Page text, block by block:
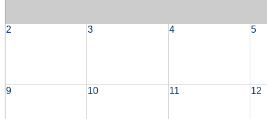
2 3 4 5
9 10 11 12